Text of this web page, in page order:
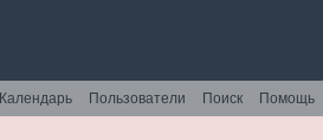
Помощь
Поиск
Пользователи
Календарь